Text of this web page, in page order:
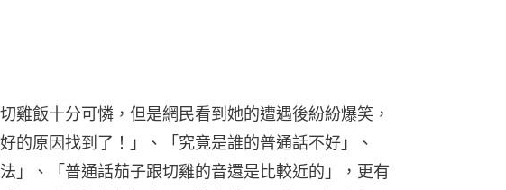
雞飯十分可憐，但是網民看到她的遭遇後紛紛爆笑，
的原因找到了！」、「究竟是誰的普通話不好」、
法」、「普通話茄子跟切雞的音還是比較近的」，更有